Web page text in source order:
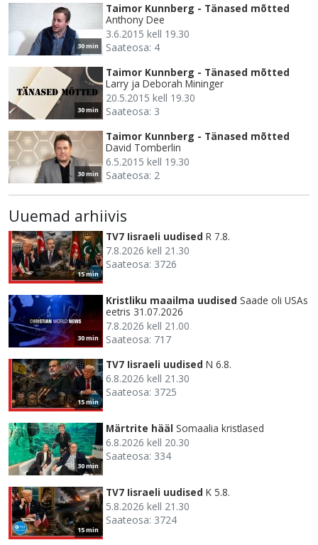
30 min
Taimor Kunnberg - Tänased mõtted
Anthony Dee
3.6.2015 kell 19.30
Saateosa: 4
30 min
Taimor Kunnberg - Tänased mõtted
Larry ja Deborah Mininger
20.5.2015 kell 19.30
Saateosa: 3
30 min
Taimor Kunnberg - Tänased mõtted
David Tomberlin
6.5.2015 kell 19.30
Saateosa: 2
Uuemad arhiivis
15 min
TV7 Iisraeli uudised R 7.8.
7.8.2026 kell 21.30
Saateosa: 3726
30 min
Kristliku maailma uudised Saade oli USAs
eetris 31.07.2026
7.8.2026 kell 21.00
Saateosa: 717
15 min
TV7 Iisraeli uudised N 6.8.
6.8.2026 kell 21.30
Saateosa: 3725
30 min
Märtrite hääl Somaalia kristlased
6.8.2026 kell 20.30
Saateosa: 334
15 min
TV7 Iisraeli uudised K 5.8.
5.8.2026 kell 21.30
Saateosa: 3724